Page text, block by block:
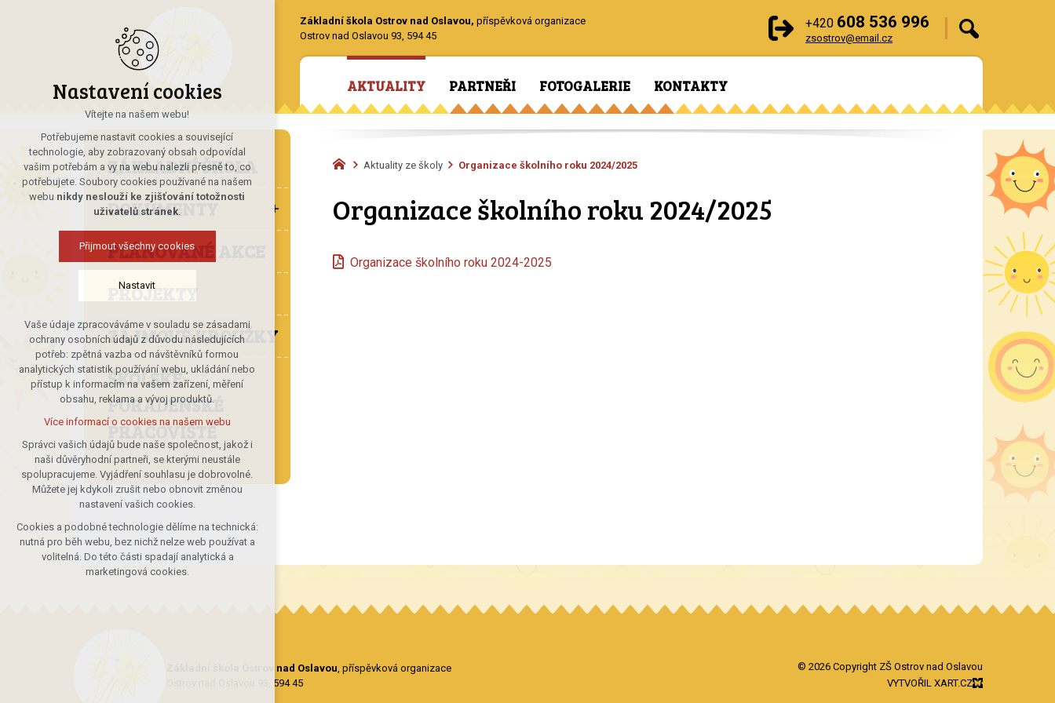
+420 608 536 996
zsostrov@email.cz
Základní škola Ostrov nad Oslavou, příspěvková organizace
Ostrov nad Oslavou 93, 594 45
AKTUALITY PARTNEŘI FOTOGALERIE KONTAKTY
ZÁKLADNÍ ŠKOLA
DOKUMENTY
PLÁNOVANÉ AKCE
PROJEKTY
ZÁJMOVÉ KROUŽKY
ŠKOLSKÉ
PORADENSKÉ
PRACOVIŠTĚ
Aktuality ze školy Organizace školního roku 2024/2025
Organizace školního roku 2024/2025
Organizace školního roku 2024-2025
Základní škola Ostrov nad Oslavou , příspěvková organizace
Ostrov nad Oslavou 93, 594 45
© 2026 Copyright ZŠ Ostrov nad Oslavou
VYTVOŘIL XART.CZ
Nastavení cookies
Vítejte na našem webu!
Potřebujeme nastavit cookies a související
technologie, aby zobrazovaný obsah odpovídal
vašim potřebám a vy na webu nalezli přesně to, co
potřebujete. Soubory cookies používané na našem
webu nikdy neslouží ke zjišťování totožnosti
uživatelů stránek.
Přijmout všechny cookies
Nastavit
Technická cookies
nutná pro provozování webu
udržení kontextu stránek (session):
případná přihlášení, volby jazyka, apod.
Volitelná cookies
analytická pro anonymizované
vyhodnocení návštěvnosti
marketingová cookies (Google)
Více informací o cookies na našem webu
Přijmout všechny cookies
Odmítnout vše
Vaše údaje zpracováváme v souladu se zásadami
ochrany osobních údajů z důvodu následujících
potřeb: zpětná vazba od návštěvníků formou
analytických statistik používání webu, ukládání nebo
přístup k informacím na vašem zařízení, měření
obsahu, reklama a vývoj produktů.
Více informací o cookies na našem webu
Správci vašich údajů bude naše společnost, jakož i
naši důvěryhodní partneři, se kterými neustále
spolupracujeme. Vyjádření souhlasu je dobrovolné.
Můžete jej kdykoli zrušit nebo obnovit změnou
nastavení vašich cookies.
Cookies a podobné technologie dělíme na technická:
nutná pro běh webu, bez nichž nelze web používat a
volitelná. Do této části spadají analytická a
marketingová cookies.